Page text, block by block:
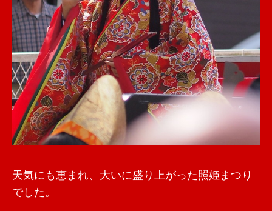
天気にも恵まれ、大いに盛り上がった照姫まつり
でした。